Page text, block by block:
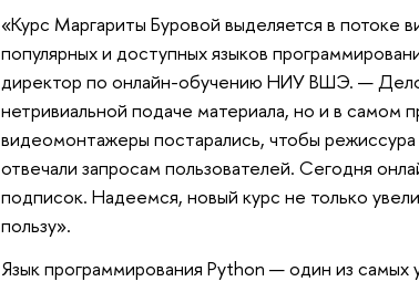
«Курс Маргариты Буровой выделяется в потоке
популярных и доступных языков
директор по онлайн-обучению НИУ ВШЭ. —
нетривиальной подаче материала, но и в
видеомонтажеры постарались, чтобы
отвечали запросам пользователей. Сегодня
подписок. Надеемся, новый курс не только
пользу».
Язык программирования Python — один из самых